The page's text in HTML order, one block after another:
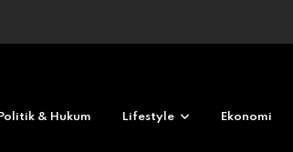
No deposit 2026
Politik & Hukum Lifestyle Ekonomi